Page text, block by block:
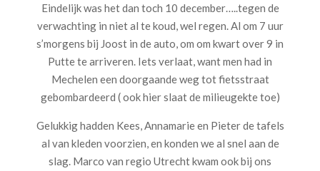
14Eindelijk was het dan toch 10 december…..tegen de
verwachting in niet al te koud, wel regen. Al om 7 uur
s’morgens bij Joost in de auto, om om kwart over 9 in
Putte te arriveren. Iets verlaat, want men had in
Mechelen een doorgaande weg tot fietsstraat
gebombardeerd ( ook hier slaat de milieugekte toe)
Gelukkig hadden Kees, Annamarie en Pieter de tafels
al van kleden voorzien, en konden we al snel aan de
slag. Marco van regio Utrecht kwam ook bij ons